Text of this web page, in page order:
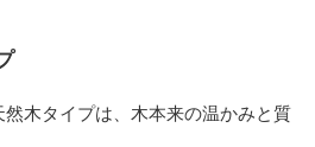
木タイプは、木本来の温かみと質